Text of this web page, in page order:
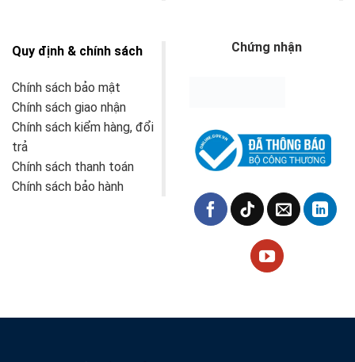
Quy định & chính sách
Chính sách bảo mật
Chính sách giao nhận
Chính sách kiểm hàng, đổi
trả
Chính sách thanh toán
Chính sách bảo hành
Chứng nhận